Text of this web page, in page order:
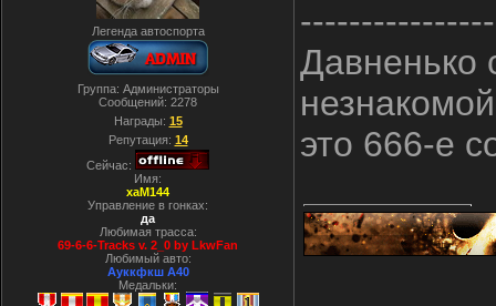
Легенда автоспорта
Группа: Администраторы
Сообщений: 2278
Награды: 15
Репутация: 14
Сейчас:
Имя:
xaM144
Управление в гонках:
да
Любимая трасса:
69-6-6-Tracks v. 2_0 by LkwFan
Любимый авто:
Ауккфкш А40
Медальки:
Давненько
это 666-е